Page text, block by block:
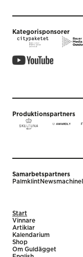
Kategorisponsorer
Produktionspartners
Samarbetspartners
PalmklintNewsmachine
Start
Vinnare
Artiklar
Kalendarium
Shop
Om Guldägget